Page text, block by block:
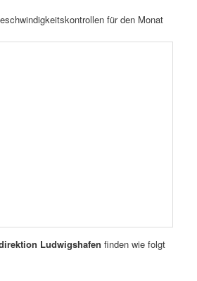
für den Monat
Ludwigshafen finden wie folgt